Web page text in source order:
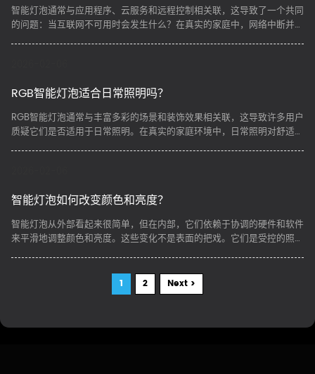
智能灯泡通常与应用程序、云服务和远程控制相关联，这导致了一个共同
的问题：当互联网不可用时会发生什么？在真实的家庭中，网络中断并不
RGB智能灯泡适合日常照明吗？
​RGB智能灯泡通常与丰富多彩的场景和装饰效果相关联，这导致许多用户
质疑它们是否适用于日常照明。在真实的家庭环境中，日常照明对舒适
智能灯泡如何改变颜色和亮度？
​智能灯泡从外部看起来很简单，但在内部，它们依赖于协调的硬件和软件
来平滑地调整颜色和亮度。这些变化不是表面的把戏。它们是受控的照明
1 2 Next >